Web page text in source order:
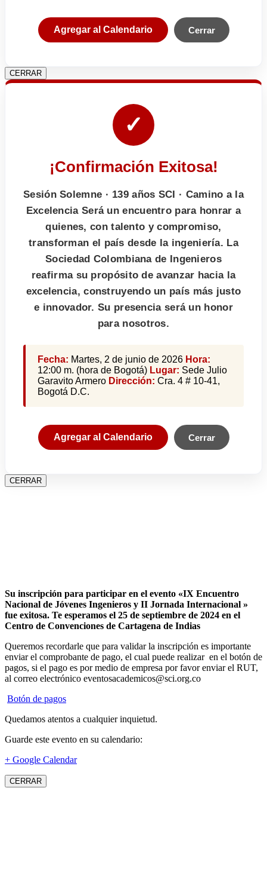
Agregar al Calendario Cerrar
CERRAR
✓
¡Confirmación Exitosa!
Sesión Solemne · 139 años SCI · Camino a la
Excelencia Será un encuentro para honrar a
quienes, con talento y compromiso,
transforman el país desde la ingeniería. La
Sociedad Colombiana de Ingenieros
reafirma su propósito de avanzar hacia la
excelencia, construyendo un país más justo
e innovador. Su presencia será un honor
para nosotros.
Fecha: Martes, 2 de junio de 2026 Hora:
12:00 m. (hora de Bogotá) Lugar: Sede Julio
Garavito Armero Dirección: Cra. 4 # 10-41,
Bogotá D.C.
Agregar al Calendario Cerrar
CERRAR
Su inscripción para participar en el evento «IX Encuentro
Nacional de Jóvenes Ingenieros y II Jornada Internacional »
fue exitosa. Te esperamos el 25 de septiembre de 2024 en el
Centro de Convenciones de Cartagena de Indias
Queremos recordarle que para validar la inscripción es importante
enviar el comprobante de pago, el cual puede realizar en el botón de
pagos, si el pago es por medio de empresa por favor enviar el RUT,
al correo electrónico eventosacademicos@sci.org.co
Botón de pagos
Quedamos atentos a cualquier inquietud.
Guarde este evento en su calendario:
+ Google Calendar
CERRAR